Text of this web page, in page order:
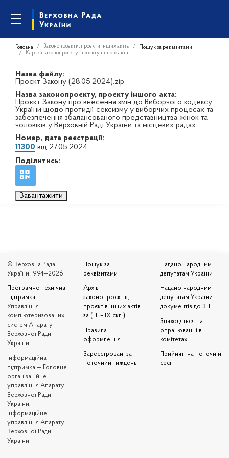
Головна Законопроєкти, проєкти інших актів
Пошук за реквізитами
Картка законопроєкту, проєкту іншого акта
Назва файлу:
Проєкт Закону (28.05.2024).zip
Назва законопроєкту, проєкту іншого акта:
Проєкт Закону про внесення змін до Виборчого кодексу
України щодо протидії сексизму у виборчих процесах та
забезпечення збалансованого представництва жінок та
чоловіків у Верховній Раді України та місцевих радах
Номер, дата реєстрації:
11300 від 27.05.2024
Поділитись:
Завантажити
© Верховна Рада
України 1994—2026
Програмно-технічна
підтримка —
Управління
комп'ютеризованих
систем Апарату
Верховної Ради
України
Iнформаційна
підтримка — Головне
організаційне
управління Апарату
Верховної Ради
України,
Інформаційне
управління Апарату
Верховної Ради
України
Пошук за
реквізитами
Архів
законопроєктів,
проєктів інших актів
за ( III – IX скл.)
Правила
оформлення
Зареєстровані за
поточний тиждень
Надано народним
депутатам України
Надано народним
депутатам України
документів до ЗП
Знаходяться на
опрацюванні в
комітетах
Прийняті на поточній
сесії